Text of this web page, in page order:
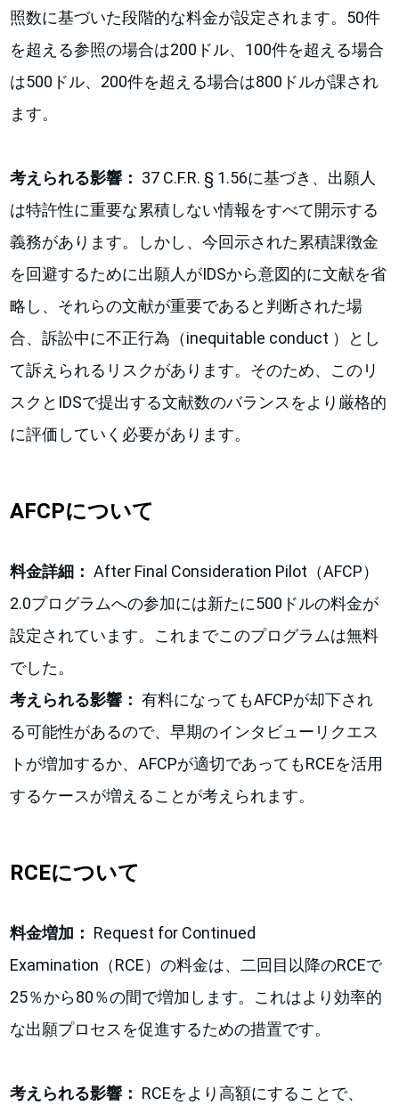
照数に基づいた段階的な料金が設定されます。50件
を超える参照の場合は200ドル、100件を超える場合
は500ドル、200件を超える場合は800ドルが課され
ます。
考えられる影響： 37 C.F.R. § 1.56に基づき、出願人
は特許性に重要な累積しない情報をすべて開示する
義務があります。しかし、今回示された累積課徴金
を回避するために出願人がIDSから意図的に文献を省
略し、それらの文献が重要であると判断された場
合、訴訟中に不正行為（inequitable conduct ）とし
て訴えられるリスクがあります。そのため、このリ
スクとIDSで提出する文献数のバランスをより厳格的
に評価していく必要があります。
AFCPについて
料金詳細： After Final Consideration Pilot（AFCP）
2.0プログラムへの参加には新たに500ドルの料金が
設定されています。これまでこのプログラムは無料
でした。
考えられる影響： 有料になってもAFCPが却下され
る可能性があるので、早期のインタビューリクエス
トが増加するか、AFCPが適切であってもRCEを活用
するケースが増えることが考えられます。
RCEについて
料金増加： Request for Continued
Examination（RCE）の料金は、二回目以降のRCEで
25％から80％の間で増加します。これはより効率的
な出願プロセスを促進するための措置です。
考えられる影響： RCEをより高額にすることで、